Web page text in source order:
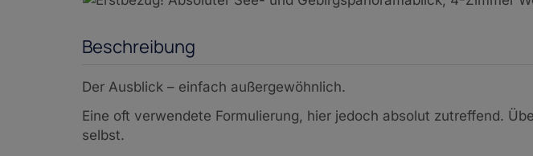
Beschreibung
Der Ausblick – einfach außergewöhnlich.
Eine oft verwendete Formulierung, hier jedoch absolut zutreffend.
selbst.